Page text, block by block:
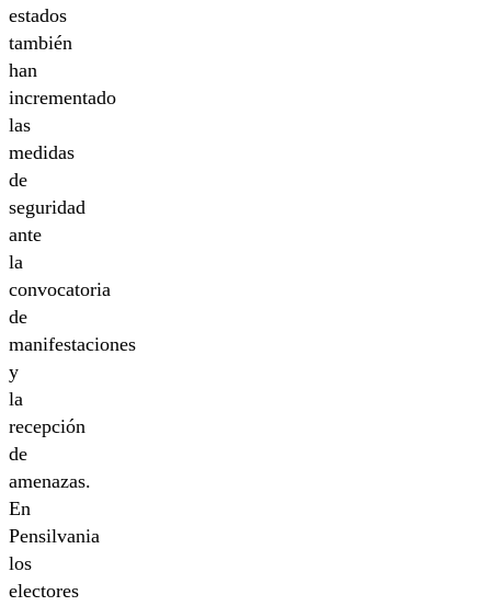
estados
también
han
incrementado
las
medidas
de
seguridad
ante
la
convocatoria
de
manifestaciones
y
la
recepción
de
amenazas.
En
Pensilvania
los
electores